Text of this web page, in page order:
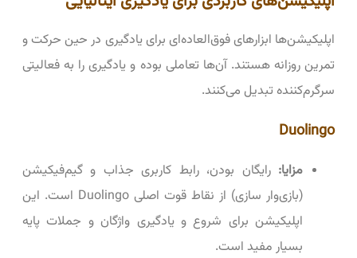
اپلیکیشن‌ها ابزارهای فوق‌العاده‌ای برای یادگیری در حین حرکت و
تمرین روزانه هستند. آن‌ها تعاملی بوده و یادگیری را به فعالیتی
سرگرم‌کننده تبدیل می‌کنند.
Duolingo
مزایا: رایگان بودن، رابط کاربری جذاب و گیم‌فیکیشن
(بازی‌وار سازی) از نقاط قوت اصلی Duolingo است. این
اپلیکیشن برای شروع و یادگیری واژگان و جملات پایه
بسیار مفید است.